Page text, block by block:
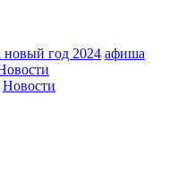
год 2024 афиша
Новости